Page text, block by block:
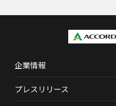
企業情報
プレスリリース